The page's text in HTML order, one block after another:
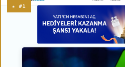
★ #1